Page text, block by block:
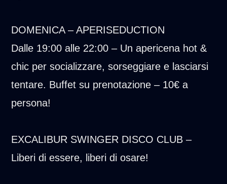
DOMENICA – APERISEDUCTION
Dalle 19:00 alle 22:00 – Un apericena hot &
chic per socializzare, sorseggiare e lasciarsi
tentare. Buffet su prenotazione – 10€ a
persona!
EXCALIBUR SWINGER DISCO CLUB –
Liberi di essere, liberi di osare!